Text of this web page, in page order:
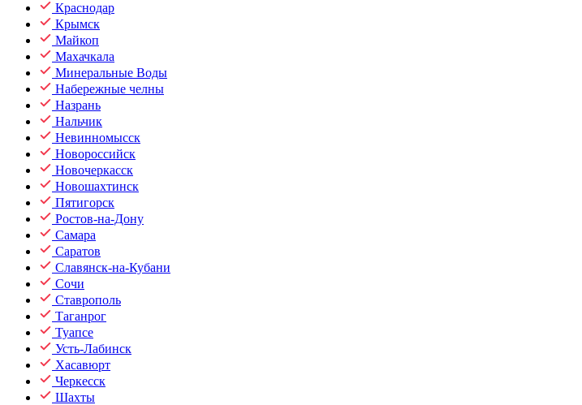
Краснодар
Крымск
Майкоп
Махачкала
Минеральные Воды
Набережные челны
Назрань
Нальчик
Невинномысск
Новороссийск
Новочеркасск
Новошахтинск
Пятигорск
Ростов-на-Дону
Самара
Саратов
Славянск-на-Кубани
Сочи
Ставрополь
Таганрог
Туапсе
Усть-Лабинск
Хасавюрт
Черкесск
Шахты